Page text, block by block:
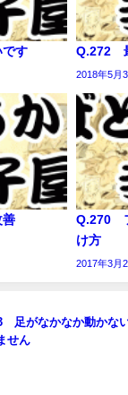
す Q.272
2018年5月
Q.270
け方
2017年3月
足がなかなか動かな
せん